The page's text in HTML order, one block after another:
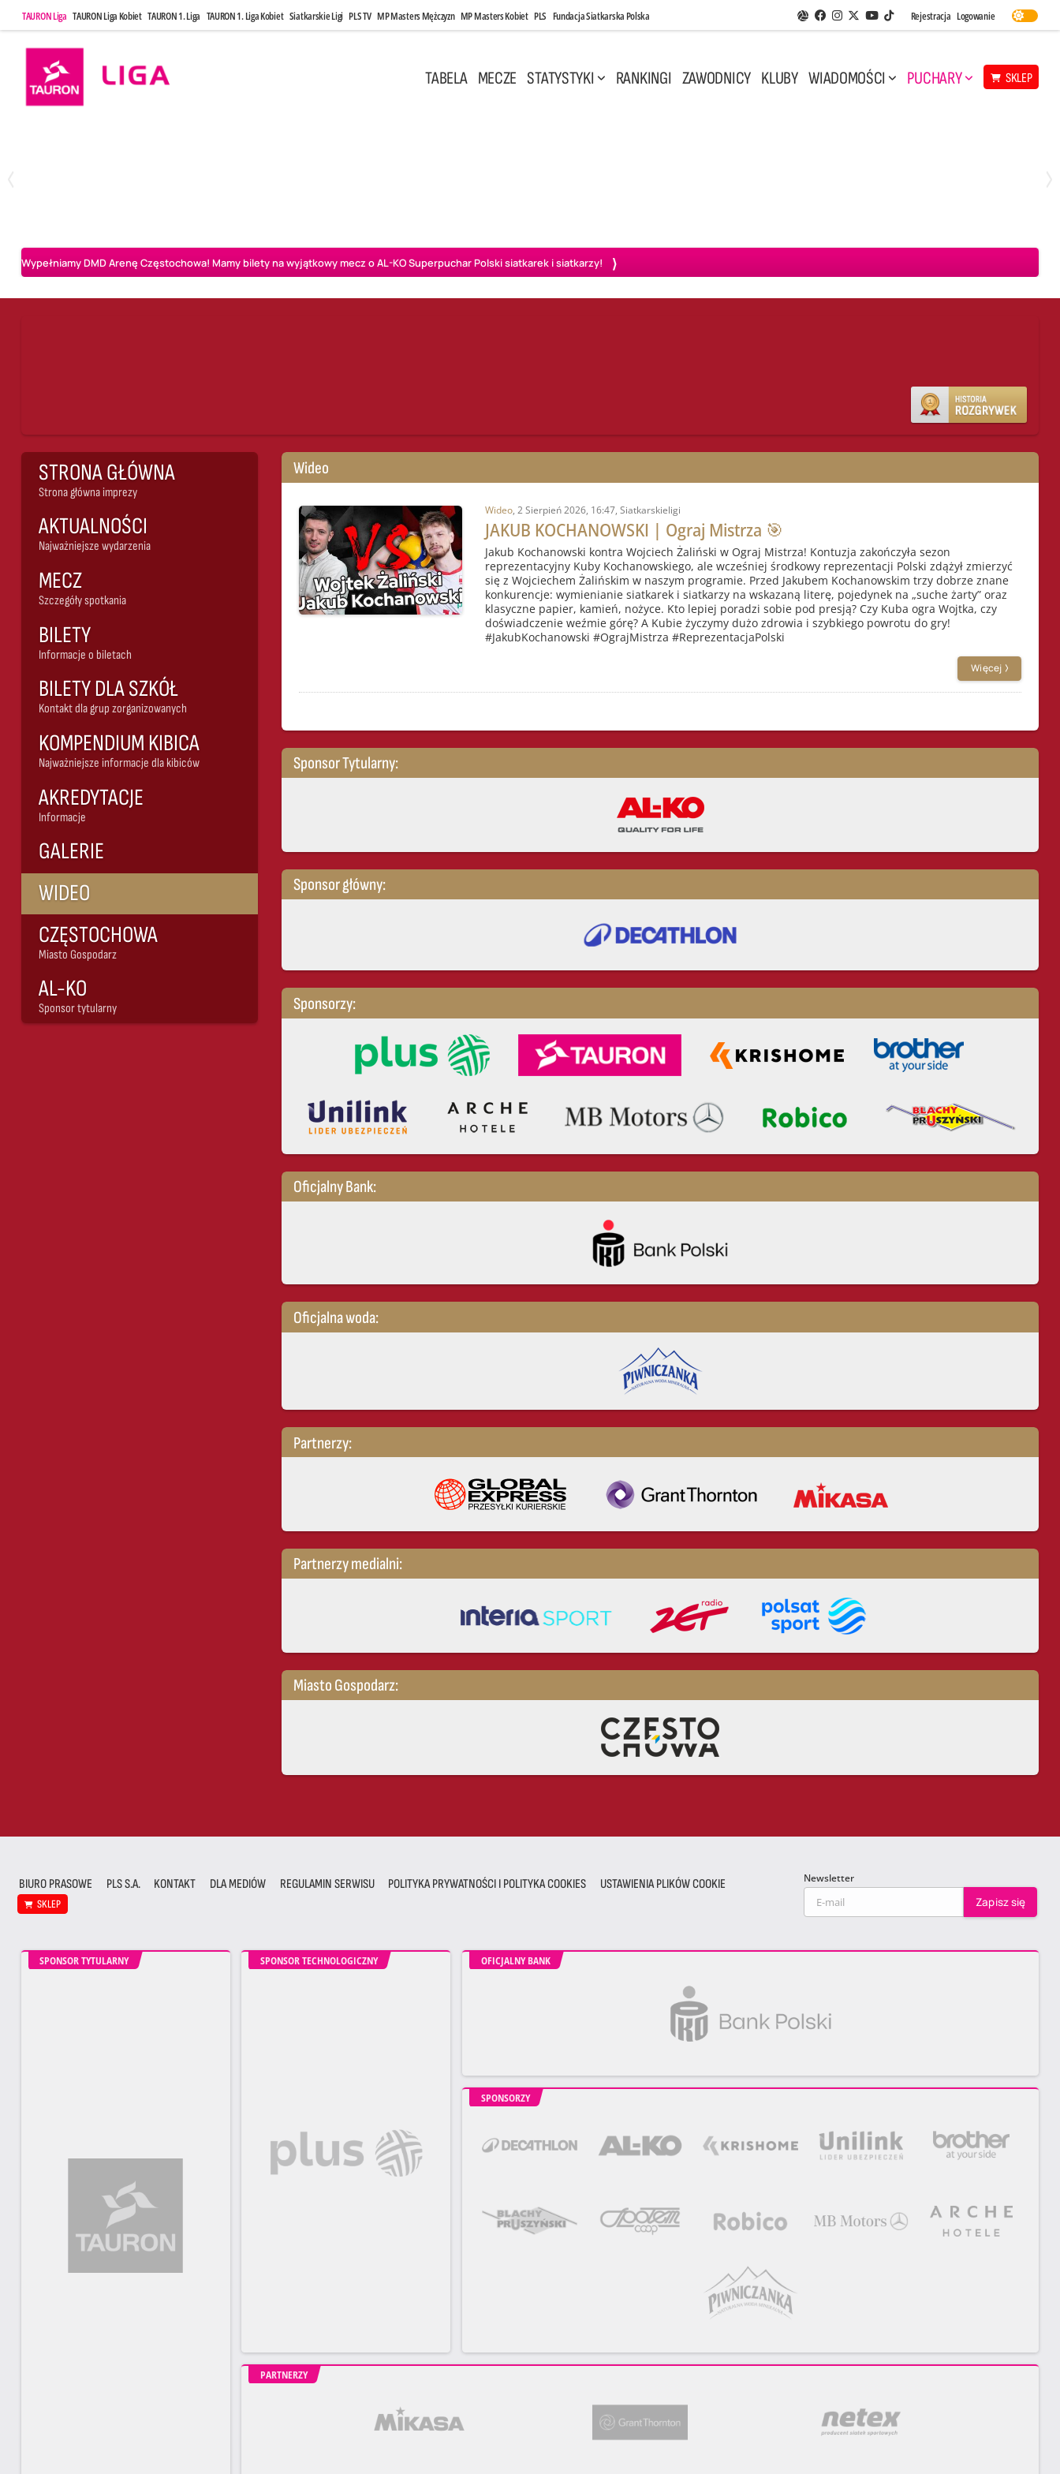
TAURON Liga TAURON Liga Kobiet TAURON 1. Liga TAURON 1. Liga Kobiet Siatkarskie Ligi PLS TV MP Masters Mężczyzn MP Masters Kobiet PLS Fundacja Siatkarska Polska Aplikacja Siatkarskie Ligi
Facebook
Instagram
Twitter
Youtube
TikTok
Rejestracja Logowanie
TABELA MECZE STATYSTYKI RANKINGI ZAWODNICY KLUBY WIADOMOŚCI PUCHARY SKLEP
Wypełniamy DMD Arenę Częstochowa! Mamy bilety na wyjątkowy mecz o AL-KO Superpuchar Polski siatkarek i siatkarzy!
STRONA GŁÓWNA
Strona główna imprezy
AKTUALNOŚCI
Najważniejsze wydarzenia
MECZ
Szczegóły spotkania
BILETY
Informacje o biletach
BILETY DLA SZKÓŁ
Kontakt dla grup zorganizowanych
KOMPENDIUM KIBICA
Najważniejsze informacje dla kibiców
AKREDYTACJE
Informacje
GALERIE
WIDEO
CZĘSTOCHOWA
Miasto Gospodarz
AL-KO
Sponsor tytularny
Wideo
Wideo 2 Sierpień 2026, 16:47 , Siatkarskieligi
JAKUB KOCHANOWSKI | Ograj Mistrza 🎯
Jakub Kochanowski kontra Wojciech Żaliński w Ograj Mistrza! Kontuzja zakończyła sezon
reprezentacyjny Kuby Kochanowskiego, ale wcześniej środkowy reprezentacji Polski zdążył zmierzyć
się z Wojciechem Żalińskim w naszym programie. Przed Jakubem Kochanowskim trzy dobrze znane
konkurencje: wymienianie siatkarek i siatkarzy na wskazaną literę, pojedynek na „suche żarty” oraz
klasyczne papier, kamień, nożyce. Kto lepiej poradzi sobie pod presją? Czy Kuba ogra Wojtka, czy
doświadczenie weźmie górę? A Kubie życzymy dużo zdrowia i szybkiego powrotu do gry!
#JakubKochanowski #OgrajMistrza #ReprezentacjaPolski
Więcej
Sponsor Tytularny:
Sponsor główny:
Sponsorzy:
Oficjalny Bank:
Oficjalna woda:
Partnerzy:
Partnerzy medialni:
Miasto Gospodarz:
BIURO PRASOWE PLS S.A. KONTAKT DLA MEDIÓW REGULAMIN SERWISU POLITYKA PRYWATNOŚCI I POLITYKA COOKIES USTAWIENIA PLIKÓW COOKIE
SKLEP
Newsletter
SPONSOR TYTULARNY SPONSOR TECHNOLOGICZNY OFICJALNY BANK
SPONSORZY
PARTNERZY